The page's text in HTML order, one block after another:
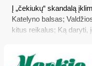
Į „čekiukų“ skandalą
Katelyno balsas;
kitus reikalus; Ką daryti,